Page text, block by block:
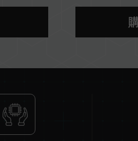
，記憶體將以 SPD 預設頻率（
)。這屬正常現象，並非產品瑕疵
復 BIOS 預設值。
支援對應的超頻技術（XMP2.0）
正常電壓情況下進行驗證，若有處
服務。